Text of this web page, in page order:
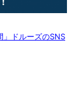
」ドルーズのSNS